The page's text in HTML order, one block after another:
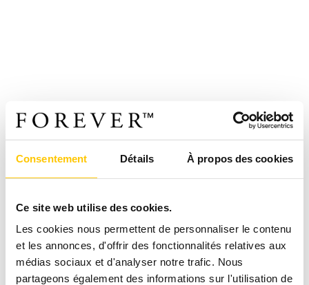
Consentement Détails À propos des cookies
Ce site web utilise des cookies.
Les cookies nous permettent de personnaliser le contenu
et les annonces, d'offrir des fonctionnalités relatives aux
médias sociaux et d'analyser notre trafic. Nous
partageons également des informations sur l'utilisation de